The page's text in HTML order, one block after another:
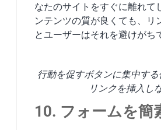
なたのサイトをすぐに離れて
ンテンツの質が良くても、リ
とユーザーはそれを避けがち
行動を促すボタンに集中す
リンクを挿入し
10. フォームを簡